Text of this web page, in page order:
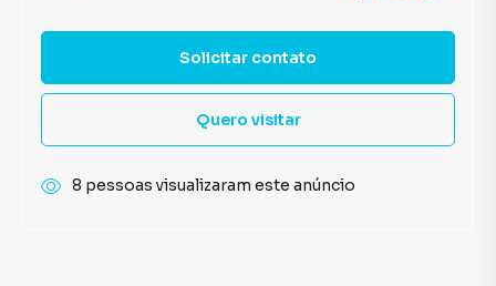
Solicitar contato
Quero visitar
8 pessoas visualizaram este anúncio